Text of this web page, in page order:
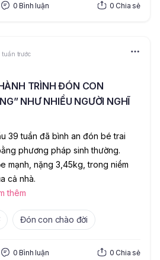
0 Bình luận 0 Chia sẻ
tuần trước
TRÌNH ĐÓN CON
NHƯ NHIỀU NGƯỜI NGHĨ
39 tuần đã bình an đón bé trai
phương pháp sinh thường.
mạnh, nặng 3,45kg, trong niềm
cả nhà.
thêm
Đón con chào đời
0 Bình luận 0 Chia sẻ